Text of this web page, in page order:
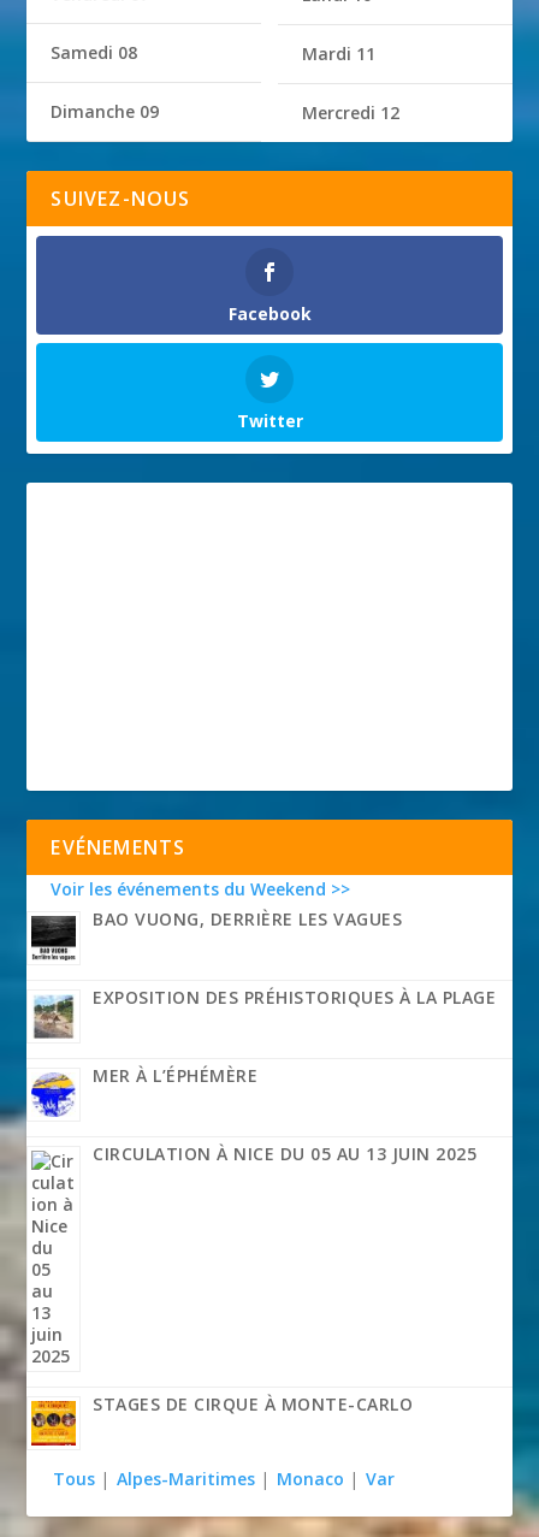
Samedi 08
Dimanche 09
Mardi 11
Mercredi 12
SUIVEZ-NOUS
Facebook
Twitter
EVÉNEMENTS
Voir les événements du Weekend >>
BAO VUONG, DERRIÈRE LES VAGUES
EXPOSITION DES PRÉHISTORIQUES À LA PLAGE
MER À L’ÉPHÉMÈRE
CIRCULATION À NICE DU 05 AU 13 JUIN 2025
STAGES DE CIRQUE À MONTE-CARLO
Tous | Alpes-Maritimes | Monaco | Var